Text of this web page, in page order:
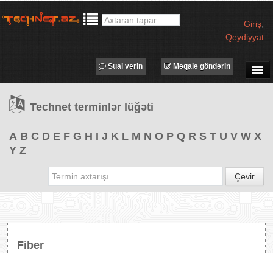
Giriş
Qeydiyyat
TƏDBİRLƏR
PROQRAMLAR
Məqalə göndərin
Sual verin
Technet terminlər lüğəti
A B C D E F G H I J K L M N O P Q R S T U V W X
Y Z
Çevir
Fiber